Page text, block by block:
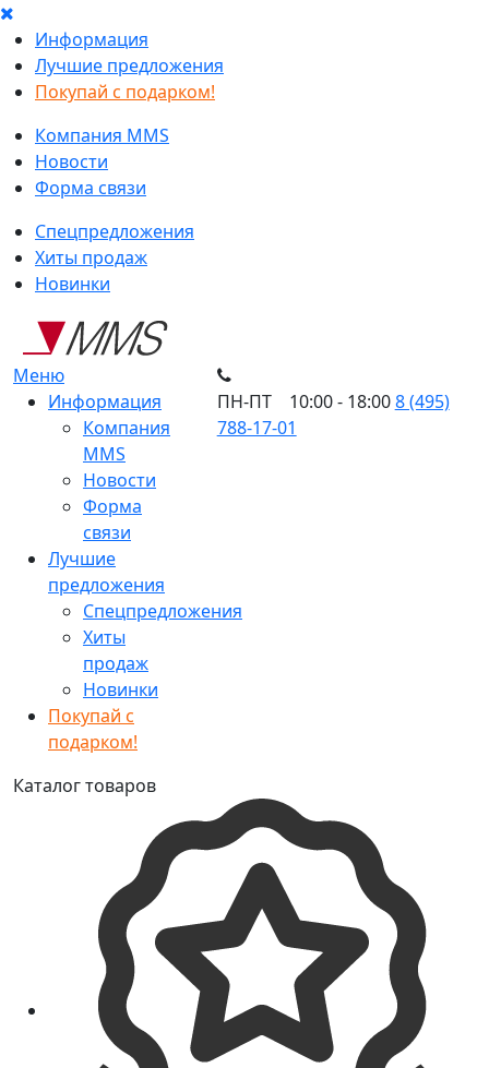
Информация
Лучшие предложения
Покупай с подарком!
Компания MMS
Новости
Форма связи
Спецпредложения
Хиты продаж
Новинки
Меню
Информация
Компания
MMS
Новости
Форма
связи
Лучшие
предложения
Спецпредложения
Хиты
продаж
Новинки
Покупай с
подарком!
ПН-ПТ 10:00 - 18:008 (495)
788-17-01
Каталог товаров